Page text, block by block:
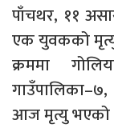
पाँचथर, ११
एक युवकको
क्रममा
आज मृत्यु भएको